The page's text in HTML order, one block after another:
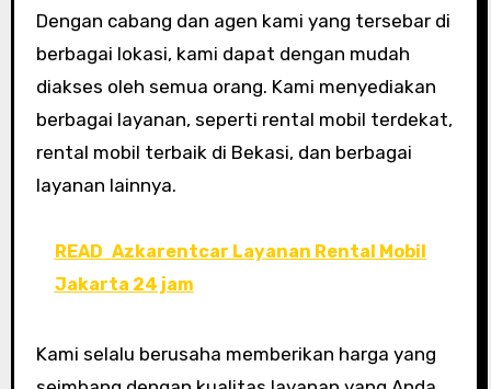
Dengan cabang dan agen kami yang tersebar di
berbagai lokasi, kami dapat dengan mudah
diakses oleh semua orang. Kami menyediakan
berbagai layanan, seperti rental mobil terdekat,
rental mobil terbaik di Bekasi, dan berbagai
layanan lainnya.
READ Azkarentcar Layanan Rental Mobil
Jakarta 24 jam
Kami selalu berusaha memberikan harga yang